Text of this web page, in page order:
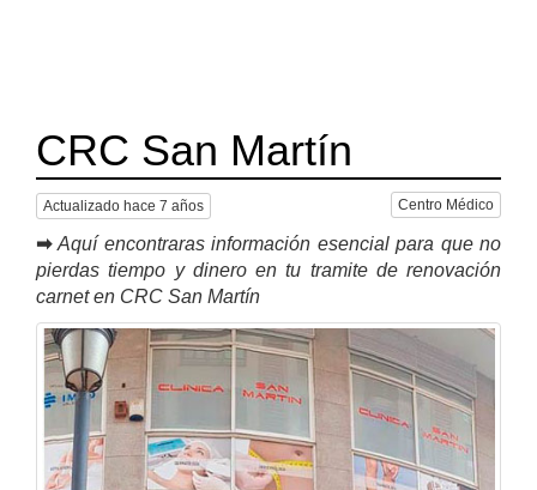
CRC San Martín
Actualizado hace 7 años Centro Médico
➡ Aquí encontraras información esencial para que no
pierdas tiempo y dinero en tu tramite de renovación
carnet en CRC San Martín